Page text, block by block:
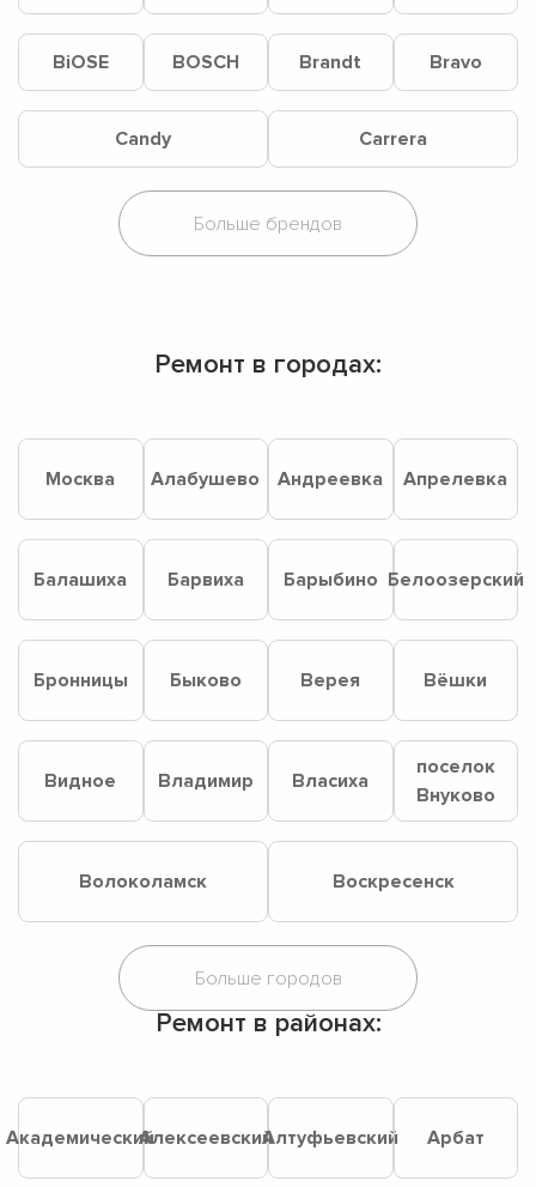
BiOSE BOSCH Brandt Bravo
Candy Carrera
Ремонт в городах:
Москва Алабушево Андреевка Апрелевка
Балашиха Барвиха Барыбино Белоозерский
Бронницы Быково Верея Вёшки
Видное Владимир Власиха
поселок
Внуково
Волоколамск Воскресенск
Ремонт в районах:
АкадемическийАлексеевскийАлтуфьевский Арбат